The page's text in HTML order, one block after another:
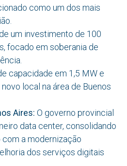
como um dos mais
um investimento de 100
focado em soberania de
capacidade em 1,5 MW e
local na área de Buenos
Aires: O governo provincial
data center, consolidando
a modernização
dos serviços digitais